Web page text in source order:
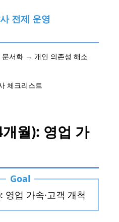
전제 운영
서화 → 개인 의존성 해소
체크리스트
월): 영업 가
Goal
영업 가속·고객 개척